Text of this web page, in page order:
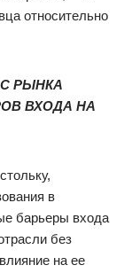
относительно
РЫНКА
ВХОДА НА
в
барьеры входа
без
на ее